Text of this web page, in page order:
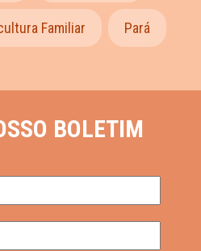
Familiar Pará
BOLETIM